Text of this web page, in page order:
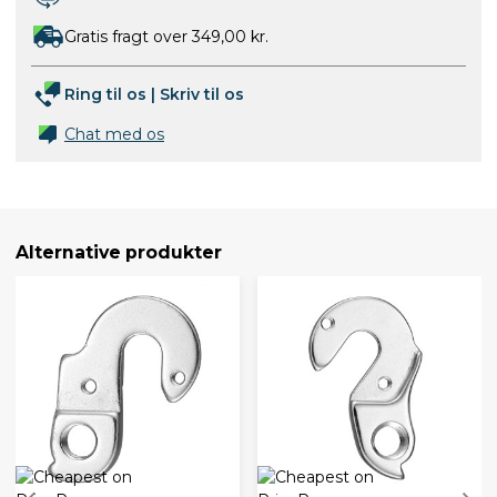
Gratis fragt over 349,00 kr.
Ring til os | Skriv til os
Chat med os
Alternative produkter